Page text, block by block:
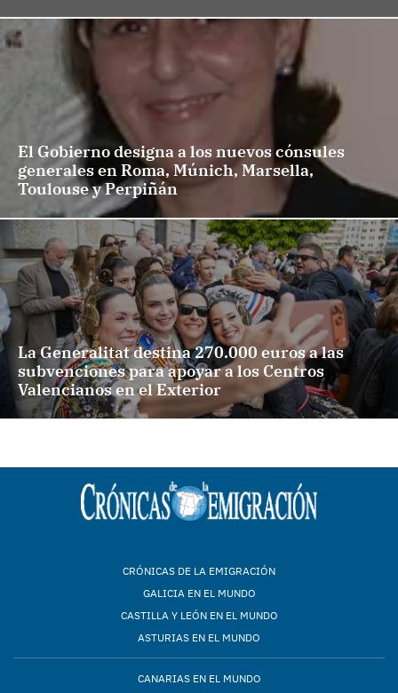
El Gobierno designa a los nuevos cónsules
generales en Roma, Múnich, Marsella,
Toulouse y Perpiñán
La Generalitat destina 270.000 euros a las
subvenciones para apoyar a los Centros
Valencianos en el Exterior
CRÓNICAS DE LA EMIGRACIÓN
GALICIA EN EL MUNDO
CASTILLA Y LEÓN EN EL MUNDO
ASTURIAS EN EL MUNDO
CANARIAS EN EL MUNDO